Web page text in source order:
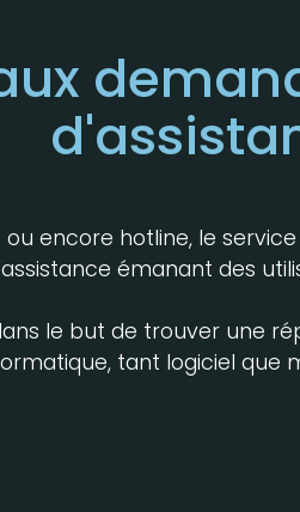
encore hotline, le
émanant des
le but de trouver une
tant logiciel que